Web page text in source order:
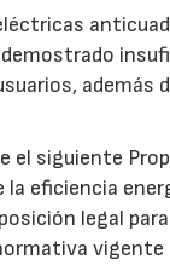
además
el siguiente
eficiencia
legal